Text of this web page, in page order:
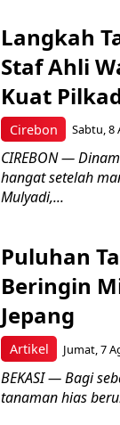
Cirebon
Langkah
Staf Ahli
Kuat
Sabtu, 8
CIREBON —
hangat setelah
Mulyadi,...
Artikel
Puluhan
Beringin
Jepang
Jumat, 7
BEKASI — Bagi
tanaman hias